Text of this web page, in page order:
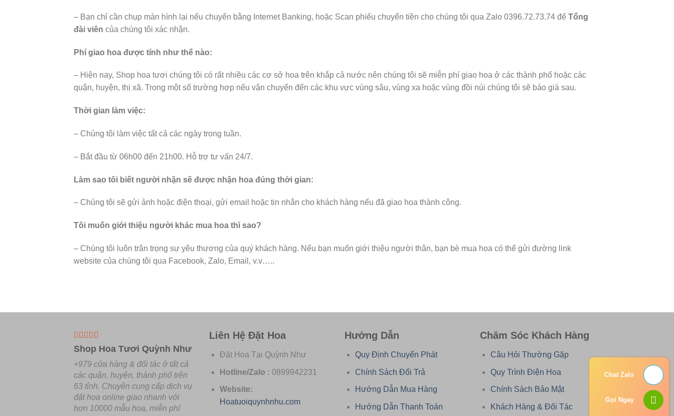
– Bạn chỉ cần chụp màn hình lại nếu chuyển bằng Internet Banking, hoặc Scan phiếu chuyển tiền cho chúng tôi qua Zalo 0396.72.73.74 để Tổng
đài viên của chúng tôi xác nhận.
Phí giao hoa được tính như thế nào:
– Hiện nay, Shop hoa tươi chúng tôi có rất nhiều các cơ sở hoa trên khắp cả nước nên chúng tôi sẽ miễn phí giao hoa ở các thành phố hoặc các
quận, huyện, thị xã. Trong một số trường hợp nếu vận chuyển đến các khu vực vùng sâu, vùng xa hoặc vùng đồi núi chúng tôi sẽ báo giá sau.
Thời gian làm việc:
– Chúng tôi làm việc tất cả các ngày trong tuần.
– Bắt đầu từ 06h00 đến 21h00. Hỗ trợ tư vấn 24/7.
Làm sao tôi biết người nhận sẽ được nhận hoa đúng thời gian:
– Chúng tôi sẽ gửi ảnh hoặc điện thoại, gửi email hoặc tin nhắn cho khách hàng nếu đã giao hoa thành công.
Tôi muốn giới thiệu người khác mua hoa thì sao?
– Chúng tôi luôn trân trọng sự yêu thương của quý khách hàng. Nếu bạn muốn giới thiệu người thân, bạn bè mua hoa có thể gửi đường link
website của chúng tôi qua Facebook, Zalo, Email, v.v…..
Shop Hoa Tươi Quỳnh Như
+979 cửa hàng & đối tác ở tất cả
các quận, huyện, thành phố trên
63 tỉnh. Chuyên cung cấp dịch vụ
đặt hoa online giao nhanh với
hơn 10000 mẫu hoa, miễn phí
Liên Hệ Đặt Hoa
Đặt Hoa Tại Quỳnh Như
Hotline/Zalo : 0899942231
Website:
Hoatuoiquynhnhu.com
Hướng Dẫn
Quy Định Chuyển Phát
Chính Sách Đổi Trả
Hướng Dẫn Mua Hàng
Hướng Dẫn Thanh Toán
Chăm Sóc Khách Hàng
Câu Hỏi Thường Gặp
Quy Trình Điện Hoa
Chính Sách Bảo Mật
Khách Hàng & Đối Tác
Chat Zalo
Gọi Ngay